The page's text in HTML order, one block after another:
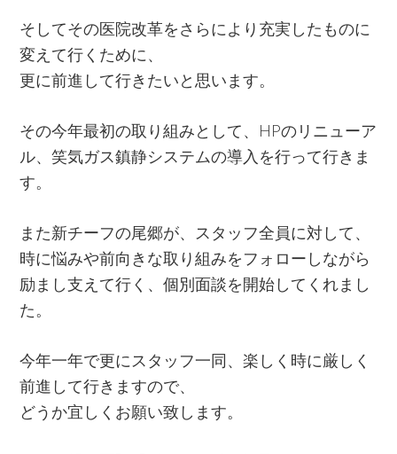
そしてその医院改革をさらにより充実したものに
変えて行くために、
更に前進して行きたいと思います。
その今年最初の取り組みとして、HPのリニューア
ル、笑気ガス鎮静システムの導入を行って行きま
す。
また新チーフの尾郷が、スタッフ全員に対して、
時に悩みや前向きな取り組みをフォローしながら
励まし支えて行く、個別面談を開始してくれまし
た。
今年一年で更にスタッフ一同、楽しく時に厳しく
前進して行きますので、
どうか宜しくお願い致します。